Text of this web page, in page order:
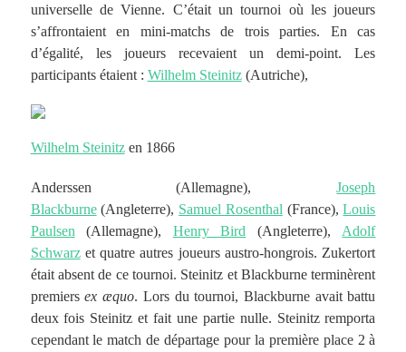
universelle de Vienne. C’était un tournoi où les joueurs
s’affrontaient en mini-matchs de trois parties. En cas
d’égalité, les joueurs recevaient un demi-point. Les
participants étaient : Wilhelm Steinitz(Autriche),
Wilhelm Steinitzen 1866
Anderssen (Allemagne),Joseph
Blackburne(Angleterre), Samuel Rosenthal (France),Louis
Paulsen (Allemagne), Henry Bird (Angleterre), Adolf
Schwarzet quatre autres joueurs austro-hongrois. Zukertort
était absent de ce tournoi. Steinitz et Blackburne terminèrent
premiersex æquo. Lors du tournoi, Blackburne avait battu
deux fois Steinitz et fait une partie nulle. Steinitz remporta
cependant le match de départage pour la première place 2 à